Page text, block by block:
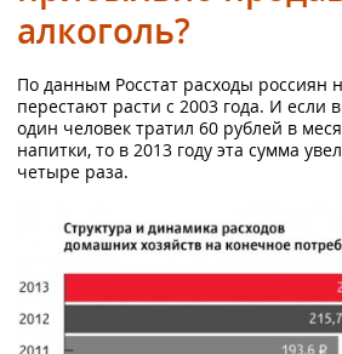
алкоголь?
По данным Росстат расходы россиян
перестают расти с 2003 года. И если
один человек тратил 60 рублей в
напитки, то в 2013 году эта сумма
четыре раза.